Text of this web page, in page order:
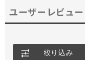
ユーザーレビュー
絞り込み